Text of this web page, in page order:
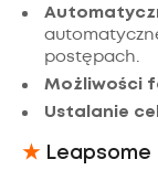
postępach.
Możliwości
Ustalanie
★